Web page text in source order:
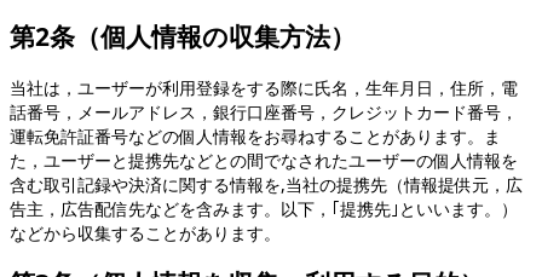
第2条（個人情報の収集方法）
当社は，ユーザーが利用登録をする際に氏名，生年月日，住所，電
話番号，メールアドレス，銀行口座番号，クレジットカード番号，
運転免許証番号などの個人情報をお尋ねすることがあります。ま
た，ユーザーと提携先などとの間でなされたユーザーの個人情報を
含む取引記録や決済に関する情報を,当社の提携先（情報提供元，広
告主，広告配信先などを含みます。以下，｢提携先｣といいます。）
などから収集することがあります。